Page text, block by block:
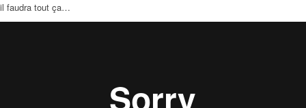
il faudra tout ça…